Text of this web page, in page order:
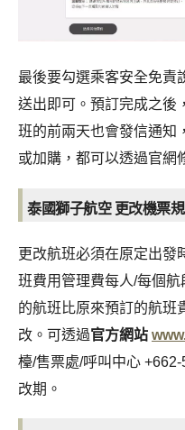
最後要勾選乘客安全免責
送出即可。 預訂完成之後
班的前兩天也會發信通知
或加購，都可以透過官網
泰國獅子航空 更改機票
更改航班必須在原定出發
班費用管理費每人/每個
的航班比原來預訂的航班
改。可透過官方網站
檯/售票處/呼叫中心
改期。